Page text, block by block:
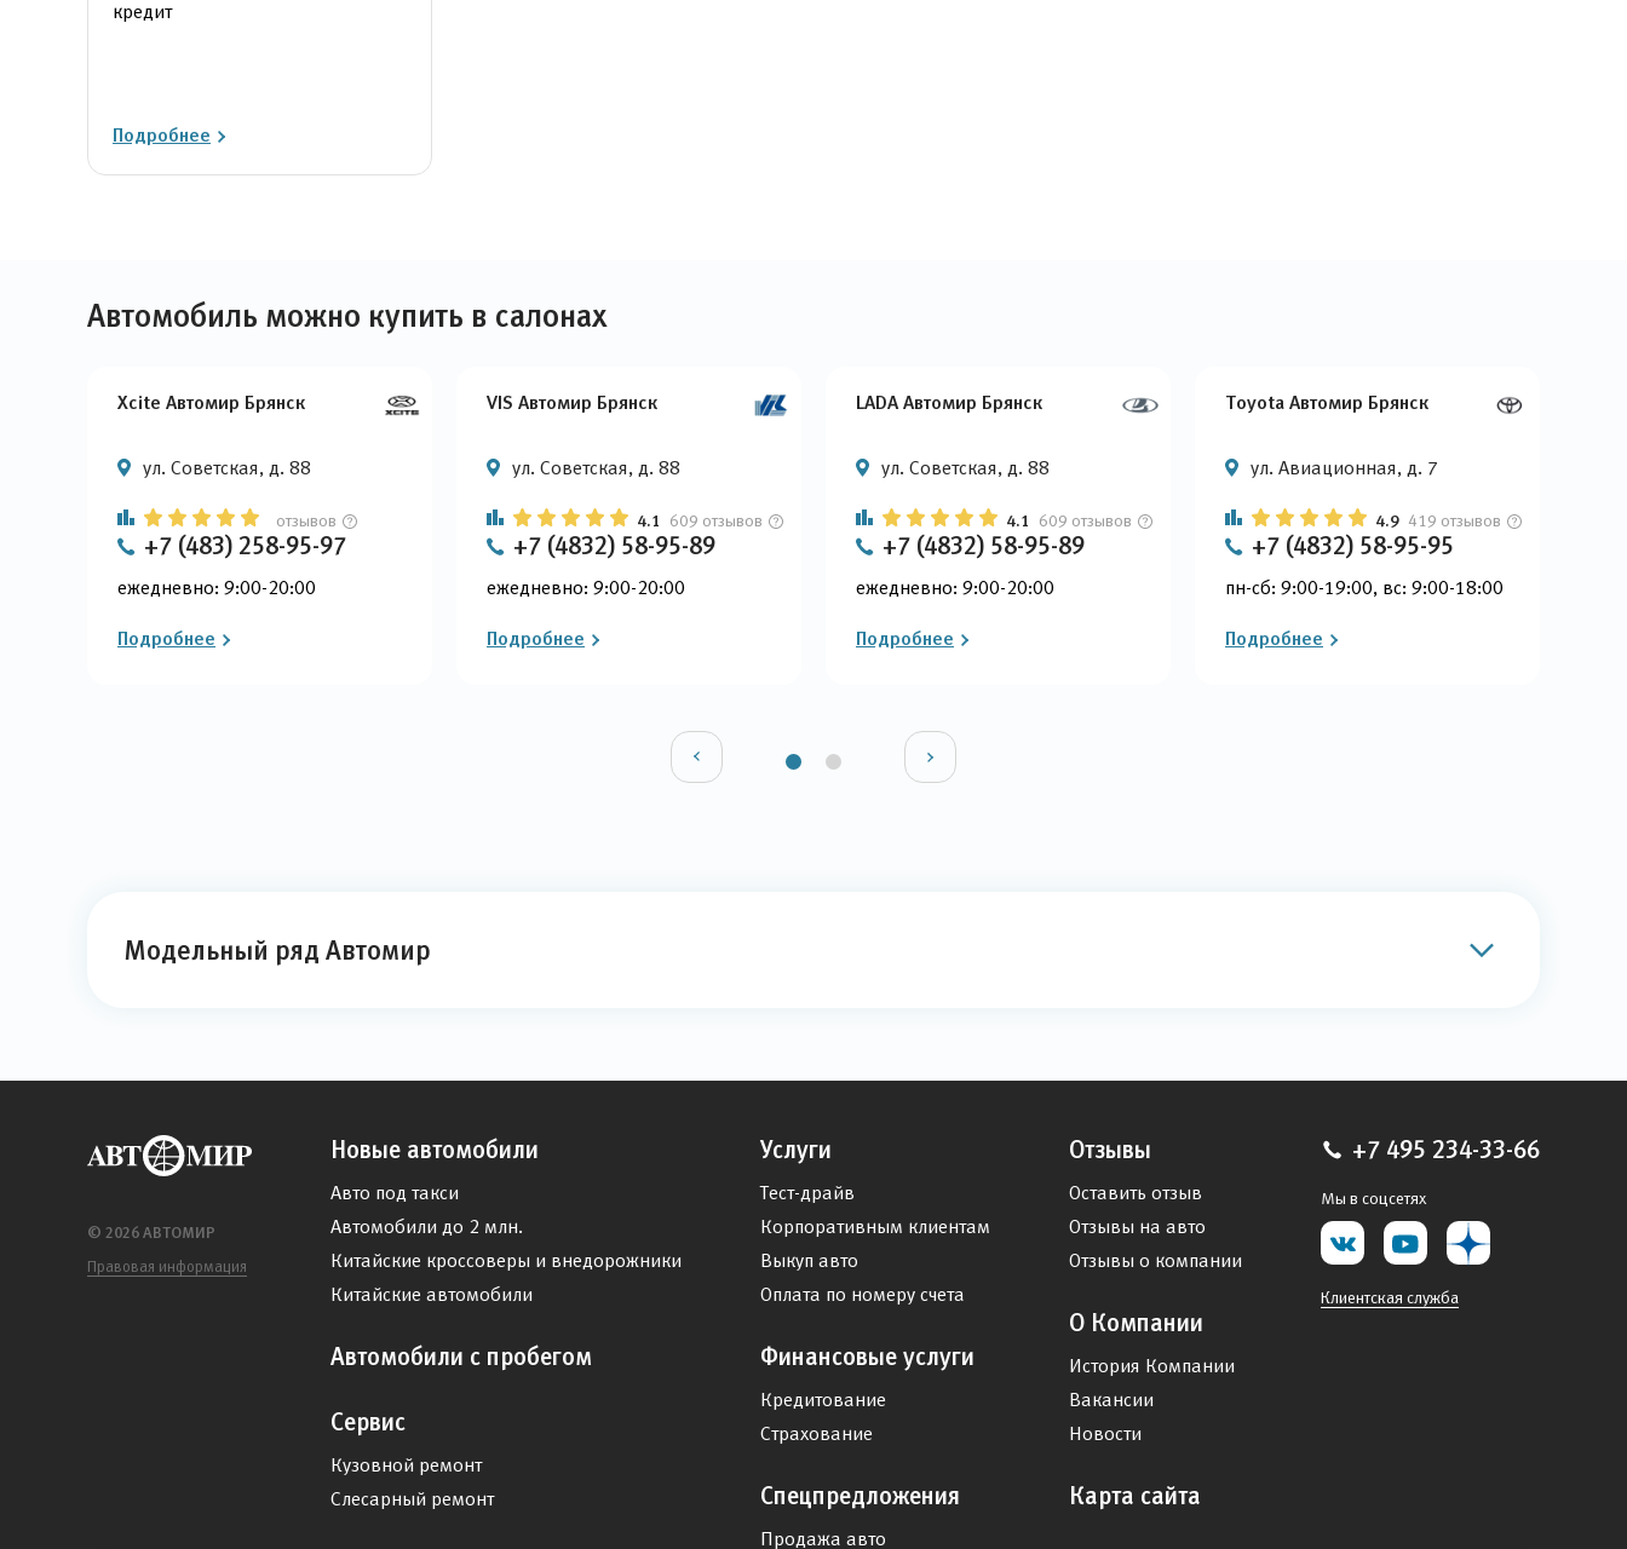
кредит
Подробнее
Автомобиль можно купить в салонах
Xcite Автомир Брянск
ул. Советская, д. 88
отзывов
+7 (483) 258-95-97
ежедневно: 9:00-20:00
Подробнее
VIS Автомир Брянск
ул. Советская, д. 88
4.1 609 отзывов
+7 (4832) 58-95-89
ежедневно: 9:00-20:00
Подробнее
LADA Автомир Брянск
ул. Советская, д. 88
4.1 609 отзывов
+7 (4832) 58-95-89
ежедневно: 9:00-20:00
Подробнее
Toyota Автомир Брянск
ул. Авиационная, д. 7
4.9 419 отзывов
+7 (4832) 58-95-95
пн-сб: 9:00-19:00, вс: 9:00-18:00
Подробнее
Модельный ряд Автомир
© 2026 АВТОМИР
Правовая информация
Новые автомобили
Авто под такси
Автомобили до 2 млн.
Китайские кроссоверы и внедорожники
Китайские автомобили
Автомобили с пробегом
Сервис
Кузовной ремонт
Слесарный ремонт
Услуги
Тест-драйв
Корпоративным клиентам
Выкуп авто
Оплата по номеру счета
Финансовые услуги
Кредитование
Страхование
Спецпредложения
Продажа авто
Отзывы
Оставить отзыв
Отзывы на авто
Отзывы о компании
О Компании
История Компании
Вакансии
Новости
Карта сайта
+7 495 234-33-66
Мы в соцсетях
Клиентская служба